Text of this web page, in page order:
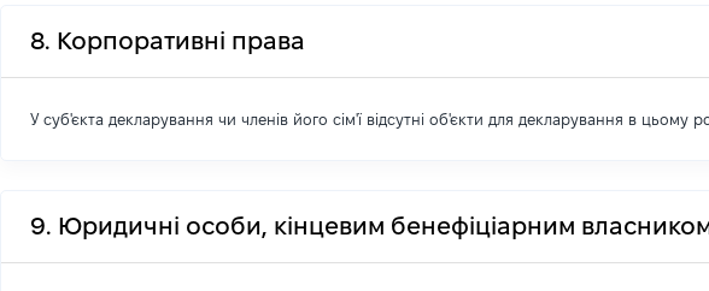
8. Корпоративні права
У суб'єкта декларування чи членів його сім'ї відсутні об'єкти для декларування в цьому
9. Юридичні особи, кінцевим бенефіціарним